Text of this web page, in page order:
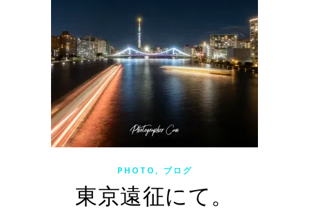
PHOTO , ブログ
東京遠征にて。